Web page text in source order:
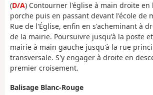
(D/A) Contourner l'église à main droite en
porche puis en passant devant l'école de
Rue de l'Église, enfin en s'acheminant à
de la mairie. Poursuivre jusqu'à la poste
mairie à main gauche jusqu'à la rue
transversale. S'y engager à droite en
premier croisement.
Balisage Blanc-Rouge